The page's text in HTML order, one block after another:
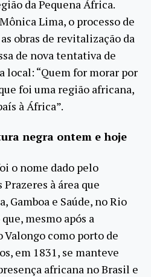
da Pequena África.
Lima, o processo de
obras de revitalização da
de nova tentativa de
local: “Quem for morar por
foi uma região africana,
à África”.
negra ontem e hoje
o nome dado pelo
à área que
Gamboa e Saúde, no Rio
mesmo após a
Valongo como porto de
em 1831, se manteve
africana no Brasil e